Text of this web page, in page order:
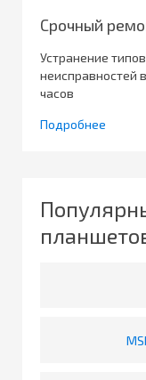
Срочный
Устранение
неисправностей
часов
Подробнее